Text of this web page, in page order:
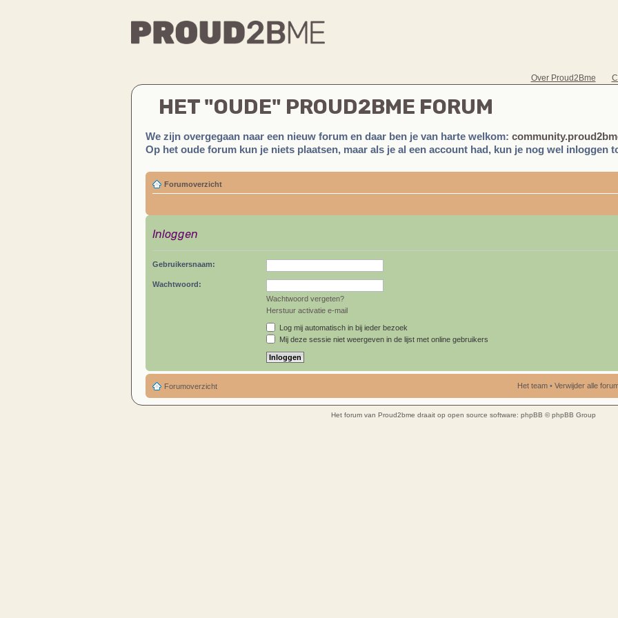
Over Proud2Bme
HET "OUDE" PROUD2BME FORUM
We zijn overgegaan naar een nieuw forum en daar ben je van harte welkom:
Op het oude forum kun je niets plaatsen, maar als je al een account had, kun je nog wel inloggen
Forumoverzicht
Inloggen
Gebruikersnaam:
Wachtwoord:
Wachtwoord vergeten?
Herstuur activatie e-mail
Log mij automatisch in bij ieder bezoek
Mij deze sessie niet weergeven in de lijst met online gebruikers
Forumoverzicht Het team• Verwijder alle
Het forum van Proud2bme draait op open source software: phpBB © phpBB Group